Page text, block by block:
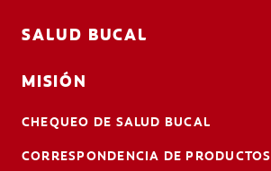
SALUD BUCAL
MISIÓN
CHEQUEO DE SALUD BUCAL
CORRESPONDENCIA DE PRODUCTOS